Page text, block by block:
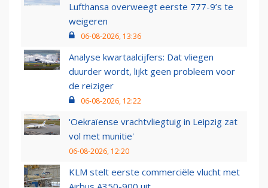
Lufthansa overweegt eerste 777-9’s te
weigeren
06-08-2026, 13:36
Analyse kwartaalcijfers: Dat vliegen
duurder wordt, lijkt geen probleem voor
de reiziger
06-08-2026, 12:22
'Oekraïense vrachtvliegtuig in Leipzig zat
vol met munitie'
06-08-2026, 12:20
KLM stelt eerste commerciële vlucht met